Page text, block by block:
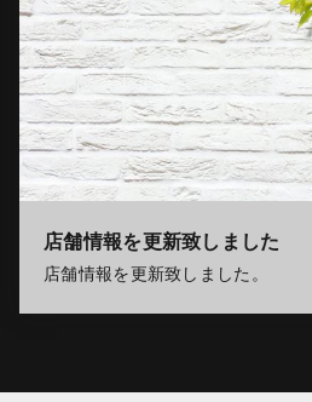
店舗情報を更新致しました
店舗情報を更新致しました。